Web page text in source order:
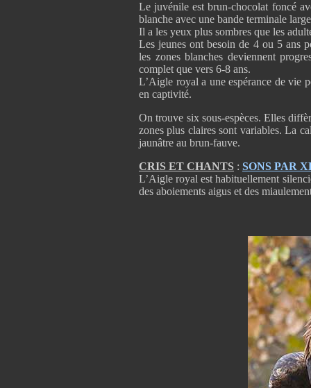
Le juvénile est brun-chocolat foncé
blanche avec une bande terminale
Il a les yeux plus sombres que les
Les jeunes ont besoin de 4 ou 5 ans
les zones blanches deviennent
complet que vers 6-8 ans.
L’Aigle royal a une espérance de vie
en captivité.
On trouve six sous-espèces. Elles
zones plus claires sont variables. La
jaunâtre au brun-fauve.
CRIS ET CHANTS : SONS PAR
L’Aigle royal est habituellement
des aboiements aigus et des